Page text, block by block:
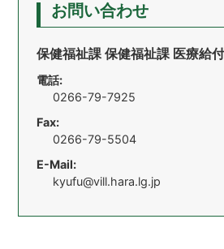
お問い合わせ
保健福祉課 保健福祉課 医療給
電話:
0266-79-7925
Fax:
0266-79-5504
E-Mail:
kyufu@vill.hara.lg.jp